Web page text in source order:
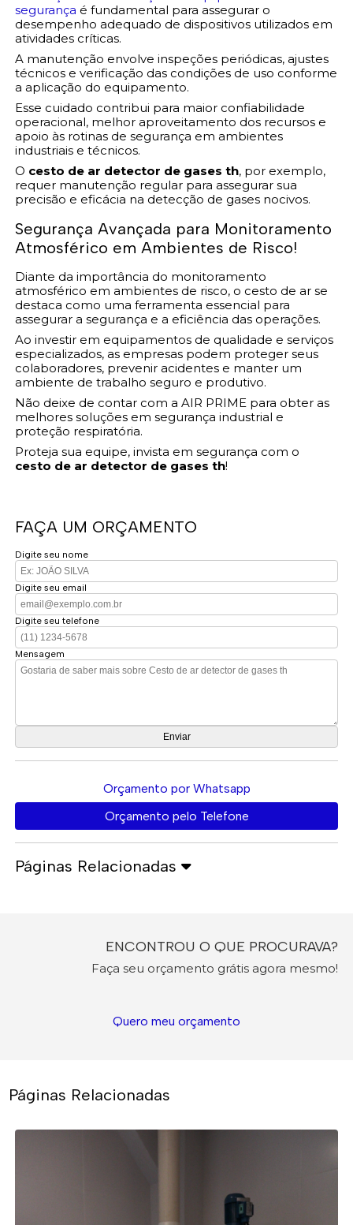
segurança é fundamental para assegurar o
desempenho adequado de dispositivos utilizados em
atividades críticas.
A manutenção envolve inspeções periódicas, ajustes
técnicos e verificação das condições de uso conforme
a aplicação do equipamento.
Esse cuidado contribui para maior confiabilidade
operacional, melhor aproveitamento dos recursos e
apoio às rotinas de segurança em ambientes
industriais e técnicos.
O cesto de ar detector de gases th, por exemplo,
requer manutenção regular para assegurar sua
precisão e eficácia na detecção de gases nocivos.
Segurança Avançada para Monitoramento
Atmosférico em Ambientes de Risco!
Diante da importância do monitoramento
atmosférico em ambientes de risco, o cesto de ar se
destaca como uma ferramenta essencial para
assegurar a segurança e a eficiência das operações.
Ao investir em equipamentos de qualidade e serviços
especializados, as empresas podem proteger seus
colaboradores, prevenir acidentes e manter um
ambiente de trabalho seguro e produtivo.
Não deixe de contar com a AIR PRIME para obter as
melhores soluções em segurança industrial e
proteção respiratória.
Proteja sua equipe, invista em segurança com o
cesto de ar detector de gases th!
FAÇA UM ORÇAMENTO
Digite seu nome
Digite seu email
Digite seu telefone
Mensagem
Orçamento por Whatsapp
Orçamento pelo Telefone
Páginas Relacionadas
ENCONTROU O QUE PROCURAVA?
Faça seu orçamento grátis agora mesmo!
Quero meu orçamento
Páginas Relacionadas